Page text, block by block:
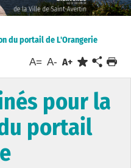
du portail de L'Orangerie
A= A- A+
pour la
portail